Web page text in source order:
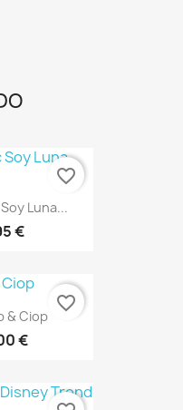
Luna...
€
favorite_border
& Ciop
€
favorite_border